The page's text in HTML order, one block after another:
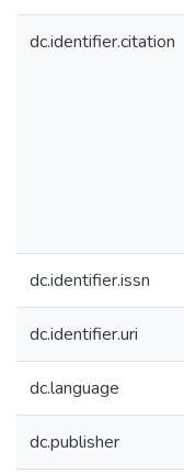
dc.identifier.citation
dc.identifier.issn
dc.identifier.uri
dc.language
dc.publisher